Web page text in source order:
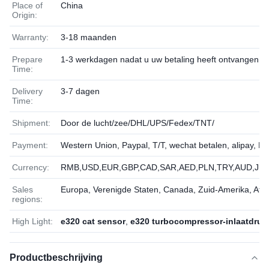
Place of
Origin:
China
Warranty: 3-18 maanden
Prepare
Time:
1-3 werkdagen nadat u uw betaling heeft ontvangen
Delivery
Time:
3-7 dagen
Shipment: Door de lucht/zee/DHL/UPS/Fedex/TNT/
Payment: Western Union, Paypal, T/T, wechat betalen, alipay,
Currency:
Sales
regions:
Europa, Verenigde Staten, Canada, Zuid-Amerika,
High Light: e320 cat sensor, e320 turbocompressor-
Productbeschrijving